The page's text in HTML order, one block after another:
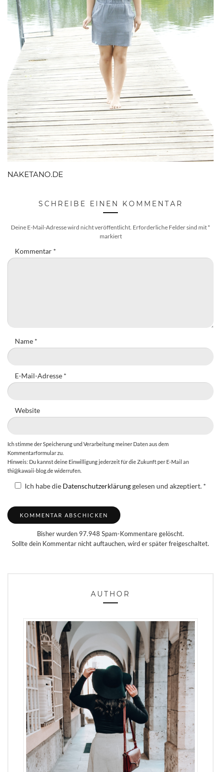
NAKETANO.DE
SCHREIBE EINEN KOMMENTAR
Deine E-Mail-Adresse wird nicht veröffentlicht. Erforderliche Felder sind mit *
markiert
Kommentar *
Name *
E-Mail-Adresse *
Website
Ich stimme der Speicherung und Verarbeitung meiner Daten aus dem
Kommentarformular zu.
Hinweis: Du kannst deine Einwilligung jederzeit für die Zukunft per E-Mail an
thi@kawaii-blog.de widerrufen.
Ich habe die Datenschutzerklärunggelesen und akzeptiert. *
Bisher wurden 97.948 Spam-Kommentare gelöscht.
Sollte dein Kommentar nicht auftauchen, wird er später freigeschaltet.
AUTHOR